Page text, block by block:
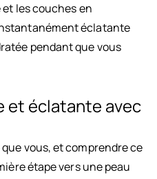
les couches en
éclatante
pendant que vous
et éclatante avec
vous, et comprendre ce
étape vers une peau